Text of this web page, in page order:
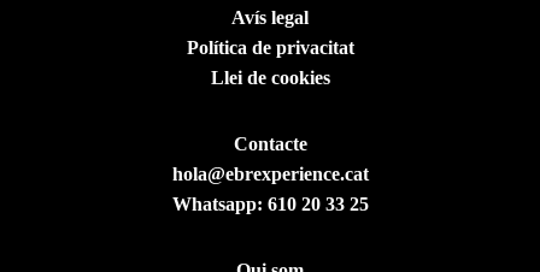
Avís legal
Política de privacitat
Llei de cookies
Contacte
hola@ebrexperience.cat
Whatsapp: 610 20 33 25